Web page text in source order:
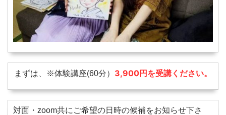
まずは、※体験講座(60分） 3,900円を受講ください。
対面・zoom共にご希望の日時の候補をお知らせ下さ